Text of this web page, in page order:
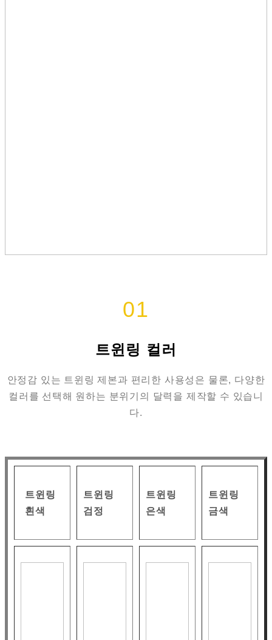
01
트윈링 컬러
안정감 있는 트윈링 제본과 편리한 사용성은 물론, 다양한
컬러를 선택해 원하는 분위기의 달력을 제작할 수 있습니
다.
트윈링
흰색
트윈링
검정
트윈링
은색
트윈링
금색